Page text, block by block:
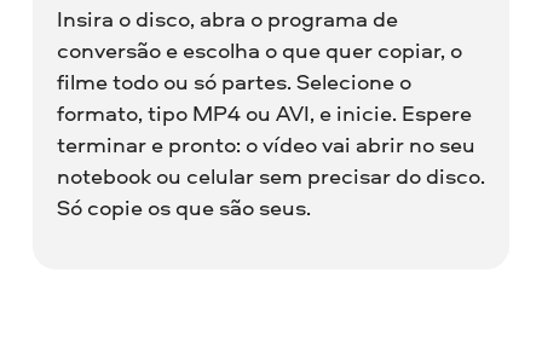
Insira o disco, abra o programa de
conversão e escolha o que quer copiar, o
filme todo ou só partes. Selecione o
formato, tipo MP4 ou AVI, e inicie. Espere
terminar e pronto: o vídeo vai abrir no seu
notebook ou celular sem precisar do disco.
Só copie os que são seus.